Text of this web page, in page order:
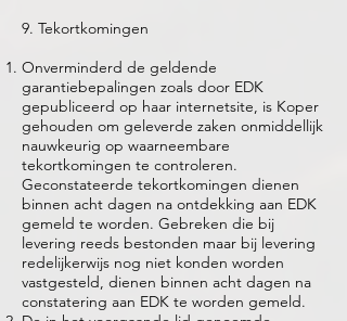
9. Tekortkomingen
Onverminderd de geldende
garantiebepalingen zoals door EDK
gepubliceerd op haar internetsite, is Koper
gehouden om geleverde zaken onmiddellijk
nauwkeurig op waarneembare
tekortkomingen te controleren.
Geconstateerde tekortkomingen dienen
binnen acht dagen na ontdekking aan EDK
gemeld te worden. Gebreken die bij
levering reeds bestonden maar bij levering
redelijkerwijs nog niet konden worden
vastgesteld, dienen binnen acht dagen na
constatering aan EDK te worden gemeld.